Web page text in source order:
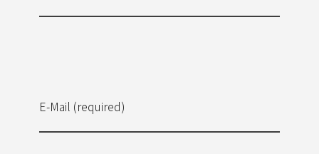
E-Mail (required)